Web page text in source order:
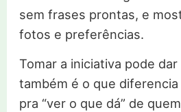
sem frases prontas, e
fotos e preferências.
Tomar a iniciativa pode
também é o que
pra “ver o que dá” de